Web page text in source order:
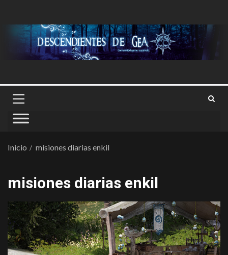
Inicio misiones diarias enkil
misiones diarias enkil